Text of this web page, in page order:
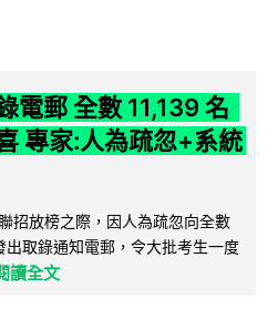
電郵 全數 11,139 名
專家:人為疏忽+系統
招放榜之際，因人為疏忽向全數
取錄通知電郵，令大批考生一度
讀全文